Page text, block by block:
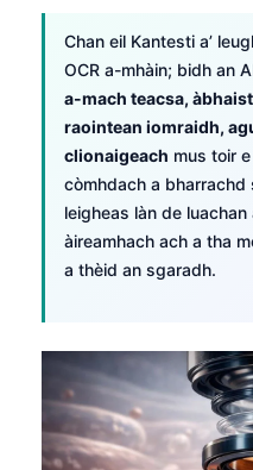
Chan eil Kantesti a’
OCR a-mhàin; bidh an
a-mach teacsa,
raointean iomraidh,
clionaigeach mus toir
còmhdach a bharrachd
leigheas làn de
àireamhach ach a tha
a thèid an sgaradh.